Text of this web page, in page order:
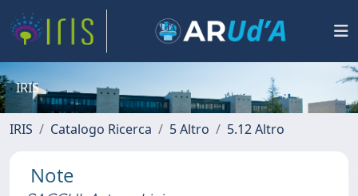
IRIS
IRIS Catalogo Ricerca 5 Altro 5.12 Altro
Note